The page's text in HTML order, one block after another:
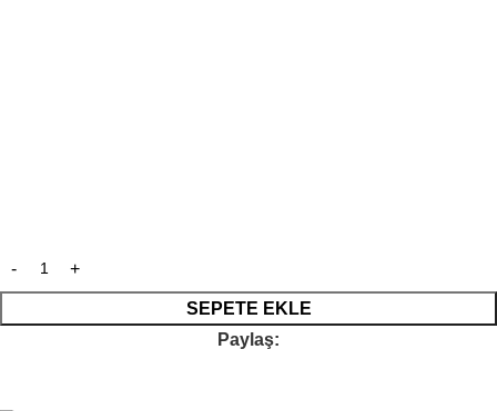
SEPETE EKLE
Paylaş: